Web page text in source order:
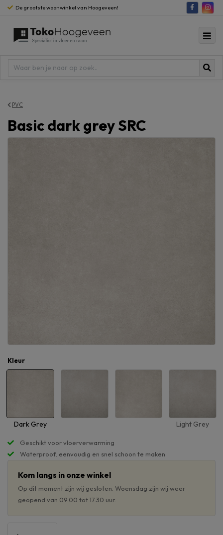
De grootste woonwinkel van Hoogeveen!
PVC
Basic dark grey SRC
Geschikt voor vloerverwarming
Waterproof, eenvoudig en snel schoon te maken
Kleur
Dark Grey Light Grey
Kom langs in onze winkel
Op dit moment zijn wij gesloten. Woensdag zijn wij weer
geopend van 09.00 tot 17.30 uur.